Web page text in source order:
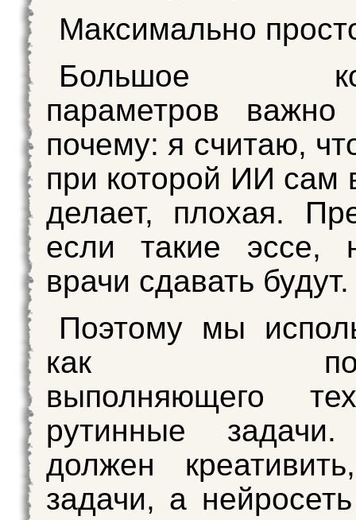
Максимально
Большое
параметров
почему: я считаю,
при которой ИИ сам
делает, плохая.
если такие эссе,
врачи сдавать будут.
Поэтому мы
как
выполняющего
рутинные
должен
задачи, а